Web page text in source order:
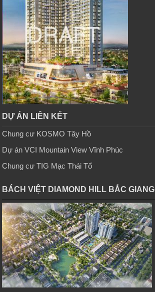
DỰ ÁN LIÊN KẾT
Chung cư KOSMO Tây Hồ
Dự án VCI Mountain View Vĩnh Phúc
Chung cư TIG Mạc Thái Tổ
BÁCH VIỆT DIAMOND HILL BẮC GIANG